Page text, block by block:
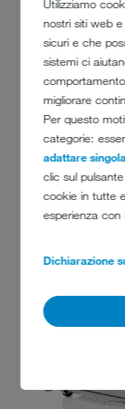
Utilizziamo
nostri siti web
sicuri e che
sistemi ci
migliorare
Per questo
categorie:
adattare
clic sul
cookie in tutte
esperienza con
Dichiarazione
CESTI